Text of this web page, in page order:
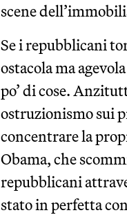
scene
Se i repubblicani
ostacola ma
po’ di cose.
ostruzionismo sui
concentrare la
Obama, che
repubblicani
stato in perfetta